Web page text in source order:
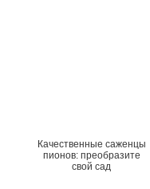
Качественные саженцы
пионов: преобразите
свой сад